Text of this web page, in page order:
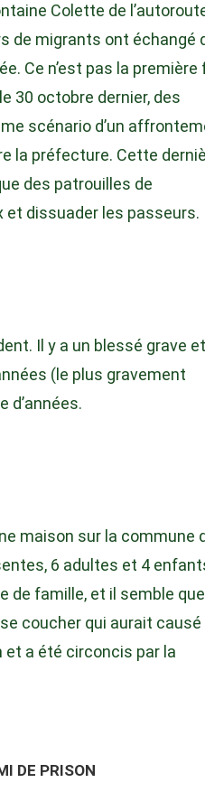
Colette de
de migrants ont échangé
Ce n’est pas la première
30 octobre dernier, des
scénario d’un
la préfecture. Cette
des patrouilles de
et dissuader les passeurs.
Il y a un blessé grave
(le plus gravement
d’années.
maison sur la commune
6 adultes et 4
de famille, et il semble que
se coucher qui aurait causé
et a été circoncis par la
DE PRISON